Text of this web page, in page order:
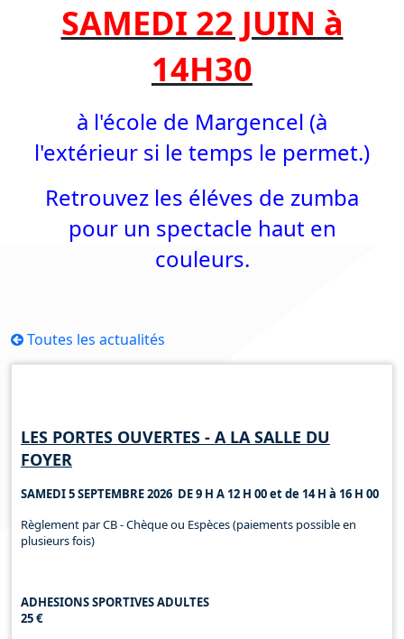
SAMEDI 22 JUIN à
14H30
à l'école de Margencel (à
l'extérieur si le temps le permet.)
Retrouvez les éléves de zumba
pour un spectacle haut en
couleurs.
Toutes les actualités
LES PORTES OUVERTES - A LA SALLE DU
FOYER
SAMEDI 5 SEPTEMBRE 2026 DE 9 H A 12 H 00 et de 14 H à 16 H 00
Règlement par CB - Chèque ou Espèces (paiements possible en
plusieurs fois)
ADHESIONS SPORTIVES ADULTES
25 €